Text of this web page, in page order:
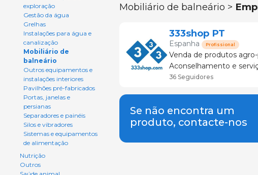
exploração
Gestão da água
Grelhas
Instalações para água e
canalização
Mobiliário de
balneário
Outros equipamentos e
instalações interiores
Pavilhões pré-fabricados
Portas, janelas e
persianas
Separadores e painéis
Silos e vibradores
Sistemas e equipamentos
de alimentação
Nutrição
Outros
Mobiliário de balneário >
333shop PT
Espanha Profissional
Venda de produtos
Aconselhamento e serviço técnico. Loja
suinícola. Mais de
36 Seguidores
Se não encontra um
produto, contacte-nos